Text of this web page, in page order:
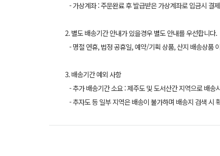
- 가상계좌 : 주문완료 후 발급받은 가상계좌로 입금시
2. 별도 배송기간 안내가 있을경우 별도 안내를 우선합니다.
- 명절 연휴, 법정 공휴일, 예약/기획 상품, 산지 배송상품
3. 배송기간 예외 사항
- 추가 배송기간 소요 : 제주도 및 도서산간 지역으로 배
- 추자도 등 일부 지역은 배송이 불가하며 배송지 검색 시